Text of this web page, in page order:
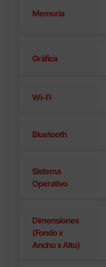
Memoria
Gráfica
Wi-Fi
Bluetooth
Sistema
Operativo
Dimensiones
(Fondo x
Ancho x Alto)